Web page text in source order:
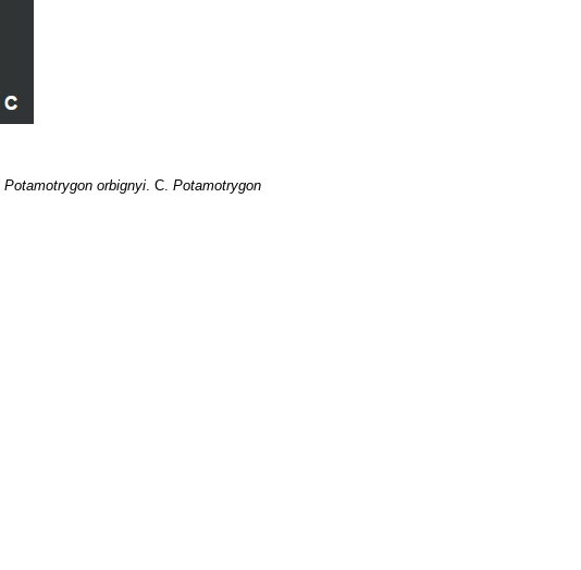
Potamotrygon orbignyi. C. Potamotrygon